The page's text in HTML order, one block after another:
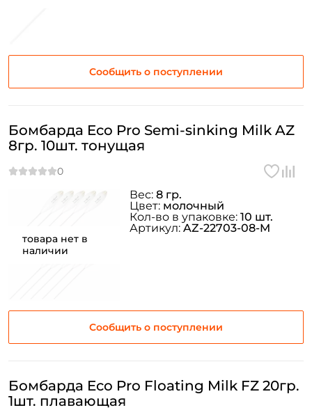
Сообщить о поступлении
товара нет в
наличии
Бомбарда Eco Pro Semi-sinking Milk AZ
8гр. 10шт. тонущая
Сообщить о поступлении
Вес: 8 гр.
Цвет: молочный
Кол-во в упаковке: 10 шт.
Артикул:AZ-22703-08-M
Бомбарда Eco Pro Floating Milk FZ 20гр.
1шт. плавающая